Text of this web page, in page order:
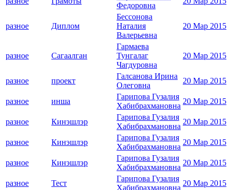
Федоровна
разное Диплом
Бессонова
Наталия
Валерьевна
20 Мар 2015
разное Сагаалган
Гармаева
Тунгалаг
Чагдуровна
20 Мар 2015
разное проект
Галсанова Ирина
Олеговна
20 Мар 2015
разное инша
Гарипова Гузалия
Хабибрахмановна
20 Мар 2015
разное Кинэшлэр
Гарипова Гузалия
Хабибрахмановна
20 Мар 2015
разное Кинэшлэр
Гарипова Гузалия
Хабибрахмановна
20 Мар 2015
разное Кинэшлэр
Гарипова Гузалия
Хабибрахмановна
20 Мар 2015
разное Тест
Гарипова Гузалия
Хабибрахмановна
20 Мар 2015